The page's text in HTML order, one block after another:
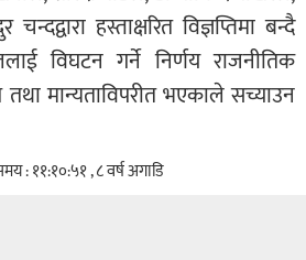
हस्ताक्षरित विज्ञप्तिमा बन्दै
विघटन गर्ने निर्णय राजनीतिक
मान्यताविपरीत भएकाले सच्याउन
: ११:१०:५१ , ८ वर्ष अगाडि